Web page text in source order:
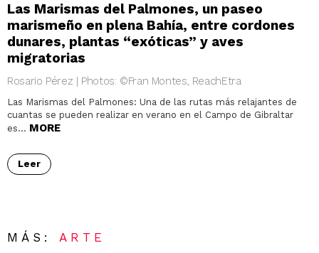
Las Marismas del Palmones, un paseo
marismeño en plena Bahía, entre cordones
dunares, plantas “exóticas” y aves
migratorias
Rosario Pérez | Photos: ©Fran Montes, ReachEtra
Las Marismas del Palmones: Una de las rutas más relajantes de
cuantas se pueden realizar en verano en el Campo de Gibraltar
es… MORE
Leer
MÁS: ARTE